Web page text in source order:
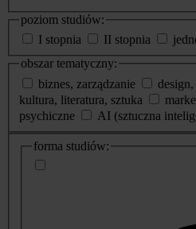
poziom studiów:
I stopnia
II stopnia
obszar tematyczny:
biznes, zarządzanie
kultura, literatura, sztuka
psychiczne
AI (sztuczna
dodatkowe
informacje
forma studiów: